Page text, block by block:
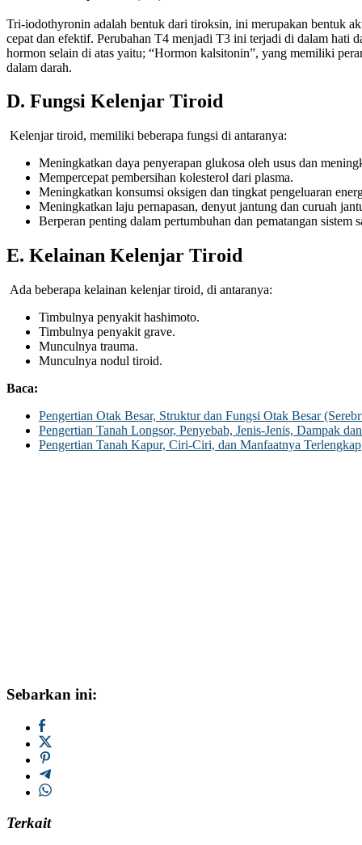
Tri-iodothyronin adalah bentuk dari tiroksin, ini merupakan bentuk
cepat dan efektif. Perubahan T4 menjadi T3 ini terjadi di dalam hati
hormon selain di atas yaitu; “Hormon kalsitonin”, yang memiliki
dalam darah.
D. Fungsi Kelenjar Tiroid
Kelenjar tiroid, memiliki beberapa fungsi di antaranya:
Meningkatkan daya penyerapan glukosa oleh usus dan
Mempercepat pembersihan kolesterol dari plasma.
Meningkatkan konsumsi oksigen dan tingkat pengeluaran
Meningkatkan laju pernapasan, denyut jantung dan curuah
Berperan penting dalam pertumbuhan dan pematangan sistem
E. Kelainan Kelenjar Tiroid
Ada beberapa kelainan kelenjar tiroid, di antaranya:
Timbulnya penyakit hashimoto.
Timbulnya penyakit grave.
Munculnya trauma.
Munculnya nodul tiroid.
Baca:
Pengertian Otak Besar, Struktur dan Fungsi Otak Besar
Pengertian Tanah Longsor, Penyebab, Jenis-Jenis, Dampak
Pengertian Tanah Kapur, Ciri-Ciri, dan Manfaatnya Terlengkap
Sebarkan ini:
Terkait